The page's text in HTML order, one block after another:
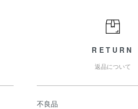
RETURN
返品について
不良品